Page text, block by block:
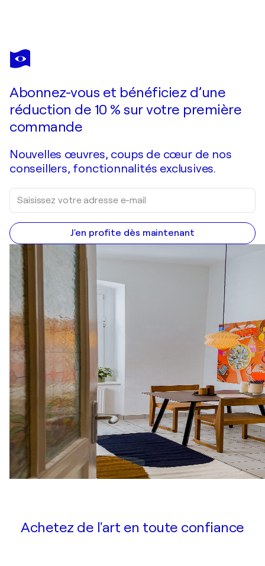
ANDREAS GARBE
The World between II
Abonnez-vous et bénéficiez d’une
réduction de 10 % sur votre première
commande
Nouvelles œuvres, coups de cœur de nos
conseillers, fonctionnalités exclusives.
J'en profite dès maintenant
Achetez de l'art en toute confiance